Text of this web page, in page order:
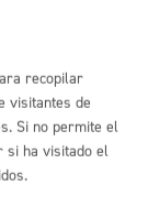
recopilar
visitantes de
Si no permite el
si ha visitado el